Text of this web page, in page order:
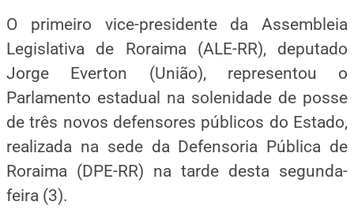
O primeiro vice-presidente da Assembleia
Legislativa de Roraima (ALE-RR), deputado
Jorge Everton (União), representou o
Parlamento estadual na solenidade de posse
de três novos defensores públicos do Estado,
realizada na sede da Defensoria Pública de
Roraima (DPE-RR) na tarde desta segunda-
feira (3).